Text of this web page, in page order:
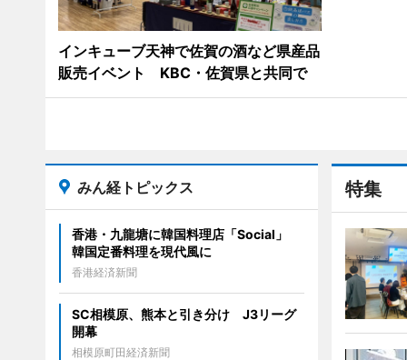
インキューブ天神で佐賀の酒など県産品
販売イベント KBC・佐賀県と共同で
特集
みん経トピックス
香港・九龍塘に韓国料理店「Social」
韓国定番料理を現代風に
香港経済新聞
SC相模原、熊本と引き分け J3リーグ
開幕
相模原町田経済新聞